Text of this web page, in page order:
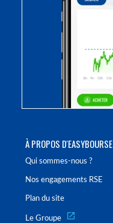
À PROPOS D'EASYBOURSE
Qui sommes-nous ?
Nos engagements RSE
Plan du site
Le Groupe